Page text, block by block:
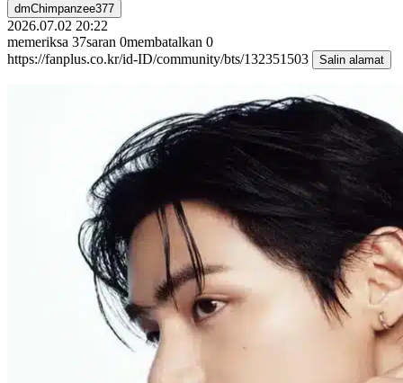
dmChimpanzee377
2026.07.02 20:22
memeriksa 37saran 0membatalkan 0
https://fanplus.co.kr/id-ID/community/bts/132351503
Salin alamat